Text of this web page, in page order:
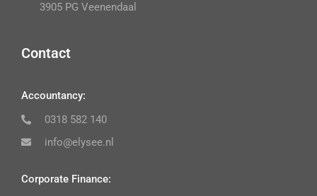
3905 PG Veenendaal
Contact
Accountancy:
0318 582 140
info@elysee.nl
Corporate Finance: